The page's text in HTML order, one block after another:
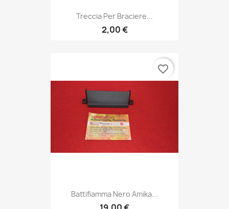
Treccia Per Braciere...
2,00 €
Battifiamma Nero Amika...
favorite_border